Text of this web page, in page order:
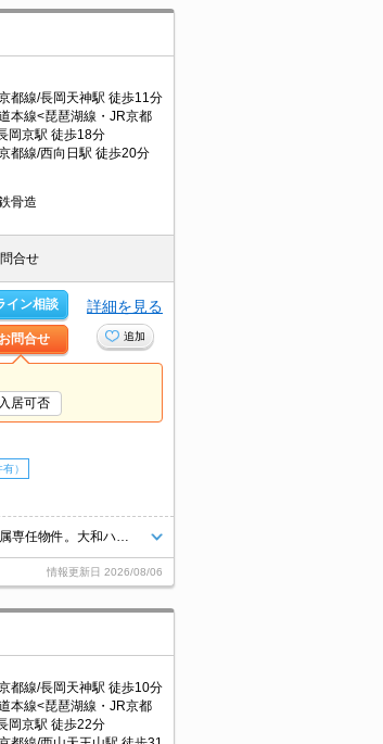
都線/長岡天神駅 徒歩11分
本線<琵琶湖線・JR京都
岡京駅 徒歩18分
都線/西向日駅 徒歩20分
骨造
合せ
イン相談
お問合せ
詳細を見る
追加
入居可否
）
情報更新日 2026/08/06
都線/長岡天神駅 徒歩10分
本線<琵琶湖線・JR京都
岡京駅 徒歩22分